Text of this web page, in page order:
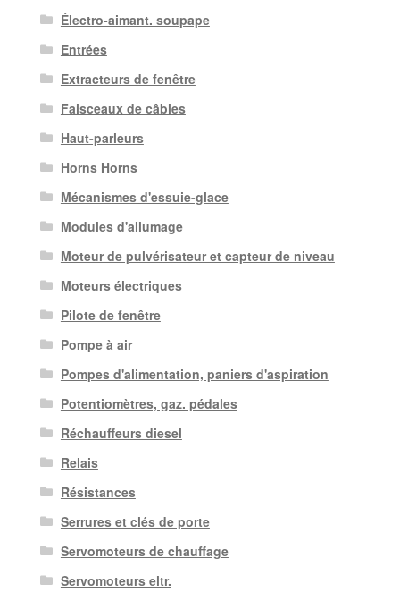
Électro-aimant. soupape
Entrées
Extracteurs de fenêtre
Faisceaux de câbles
Haut-parleurs
Horns Horns
Mécanismes d'essuie-glace
Modules d'allumage
Moteur de pulvérisateur et capteur de niveau
Moteurs électriques
Pilote de fenêtre
Pompe à air
Pompes d'alimentation, paniers d'aspiration
Potentiomètres, gaz. pédales
Réchauffeurs diesel
Relais
Résistances
Serrures et clés de porte
Servomoteurs de chauffage
Servomoteurs eltr.